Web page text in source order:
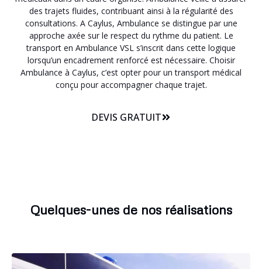
des trajets fluides, contribuant ainsi à la régularité des
consultations. A Caylus, Ambulance se distingue par une
approche axée sur le respect du rythme du patient. Le
transport en Ambulance VSL s’inscrit dans cette logique
lorsqu’un encadrement renforcé est nécessaire. Choisir
Ambulance à Caylus, c’est opter pour un transport médical
conçu pour accompagner chaque trajet.
DEVIS GRATUIT
Quelques-unes de nos réalisations